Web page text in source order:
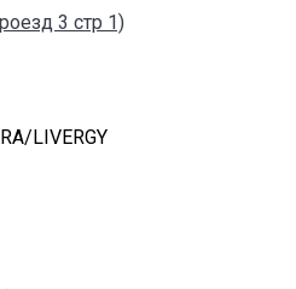
3 стр 1)
LIVERGY